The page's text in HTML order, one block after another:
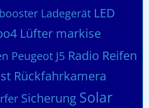
Ladegerät LED
Lüfter markise
Peugeot J5 Radio Reifen
Rückfahrkamera
Sicherung Solar